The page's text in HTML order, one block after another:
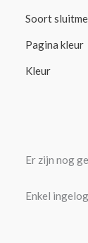
Soort
Pagina kleur
Kleur
Er zijn nog
Enkel